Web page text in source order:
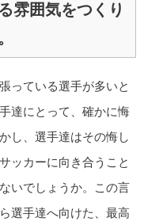
雰囲気をつくり
っている選手が多いと
達にとって、確かに悔
し、選手達はその悔し
ッカーに向き合うこと
いでしょうか。この言
選手達へ向けた、最高